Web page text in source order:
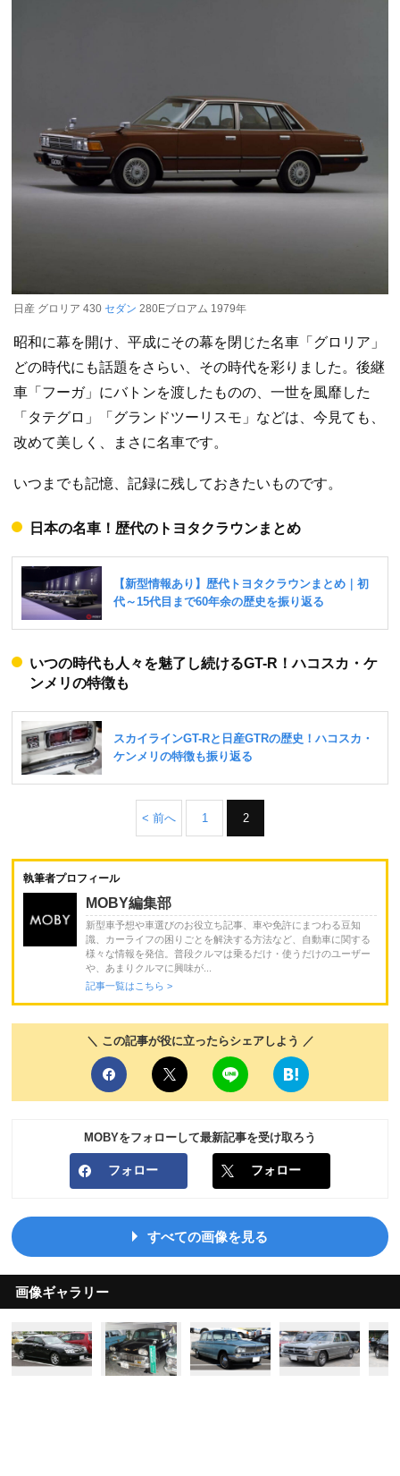
日産 グロリア 430 セダン 280Eブロアム 1979年
昭和に幕を開け、平成にその幕を閉じた名車「グロリア」
どの時代にも話題をさらい、その時代を彩りました。後継
車「フーガ」にバトンを渡したものの、一世を風靡した
「タテグロ」「グランドツーリスモ」などは、今見ても、
改めて美しく、まさに名車です。
いつまでも記憶、記録に残しておきたいものです。
日本の名車！歴代のトヨタクラウンまとめ
いつの時代も人々を魅了し続けるGT-R！ハコスカ・ケ
ンメリの特徴も
< 前へ 1 2
執筆者プロフィール
MOBY編集部
新型車予想や車選びのお役立ち記事、車や免許にまつわる豆知
識、カーライフの困りごとを解決する方法など、自動車に関する
様々な情報を発信。普段クルマは乗るだけ・使うだけのユーザー
や、あまりクルマに興味が...
記事一覧はこちら >
＼ この記事が役に立ったらシェアしよう ／
MOBYをフォローして最新記事を受け取ろう
フォロー フォロー
すべての画像を見る
画像ギャラリー